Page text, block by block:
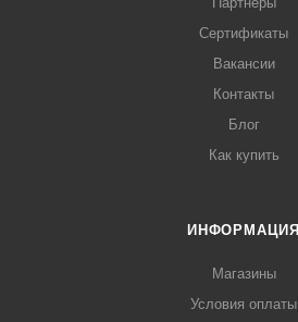
Сертификаты
Вакансии
Контакты
Блог
Как купить
ИНФОРМАЦИЯ
Магазины
Условия оплаты